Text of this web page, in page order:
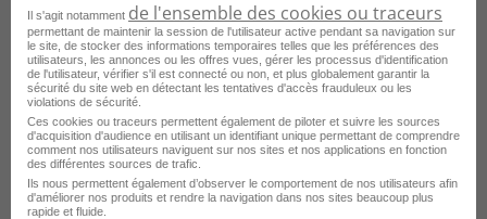
Monteur sur Machines Escomatic à
Cames H/F
Cluses - 74
Intérim
Fiderim Deux Savoie
Il s'agit notamment de l'ensemble des cookies ou traceurs
permettant de maintenir la session de l'utilisateur active pendant sa navigation sur
le site, de stocker des informations temporaires telles que les préférences des
utilisateurs, les annonces ou les offres vues, gérer les processus d'identification
de l'utilisateur, vérifier s'il est connecté ou non, et plus globalement garantir la
sécurité du site web en détectant les tentatives d'accès frauduleux ou les
violations de sécurité.
Ces cookies ou traceurs permettent également de piloter et suivre les sources
d'acquisition d'audience en utilisant un identifiant unique permettant de comprendre
comment nos utilisateurs naviguent sur nos sites et nos applications en fonction
des différentes sources de trafic.
Ils nous permettent également d’observer le comportement de nos utilisateurs afin
d'améliorer nos produits et rendre la navigation dans nos sites beaucoup plus
rapide et fluide.